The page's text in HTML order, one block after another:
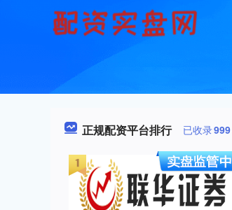
正规配资平台排行 已收录999